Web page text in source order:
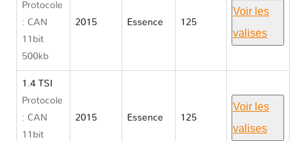
Protocole
: CAN
11bit
500kb
2015 Essence 125
Voir les
valises
1.4 TSI
Protocole
: CAN
11bit
2015 Essence 125
Voir les
valises